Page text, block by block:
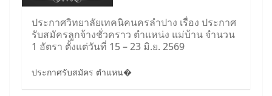
ประกาศวิทยาลัยเทคนิคนครลำปาง เรื่อง ประกาศ
รับสมัครลูกจ้างชั่วคราว ตำแหน่ง แม่บ้าน จำนวน
1 อัตรา ตั้งแต่วันที่ 15 – 23 มิ.ย. 2569
ประกาศรับสมัคร ตำแหน�